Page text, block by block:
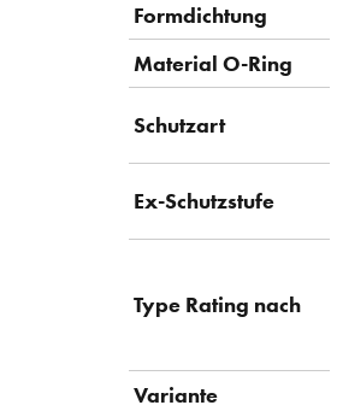
Formdichtung
Material O-Ring
Schutzart
Ex-Schutzstufe
Type Rating nach
Variante